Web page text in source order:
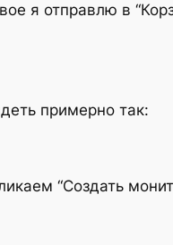
я отправлю в
примерно так:
“Создать